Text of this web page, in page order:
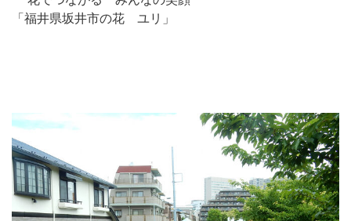
「福井県坂井市の花 ユリ」